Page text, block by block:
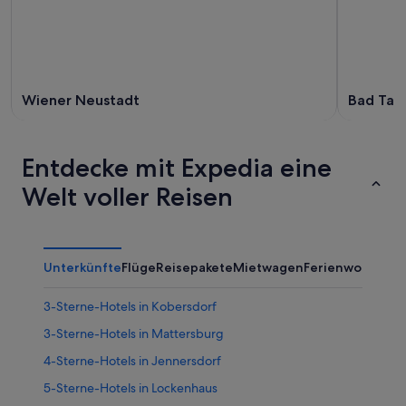
Wiener Neustadt Bad
Entdecke mit Expedia eine
Welt voller Reisen
UnterkünfteFlügeReisepaketeMietwagen
3-Sterne-Hotels in Kobersdorf
3-Sterne-Hotels in Mattersburg
4-Sterne-Hotels in Jennersdorf
5-Sterne-Hotels in Lockenhaus